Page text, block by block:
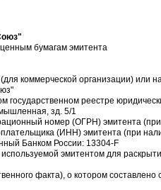
бумагам эмитента
коммерческой организации) или
государственном реестре
зд. 5/1
номер (ОГРН) эмитента
(ИНН) эмитента (при
Банком России: 13304-F
эмитентом для
факта), о котором